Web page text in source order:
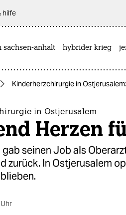
hilfe
sachsen-anhalt hybrider krieg
Kinderherzchirurgie in
in Ostjerusalem
Herzen
seinen Job als
zurück. In Ostjerusalem